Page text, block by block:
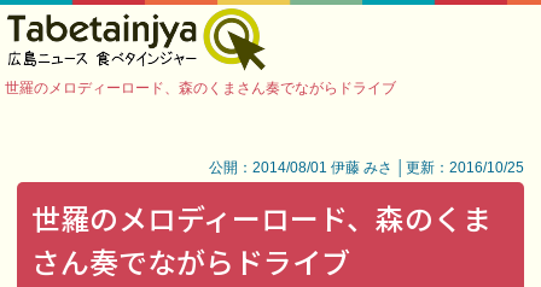
世羅のメロディーロード、森のくまさん奏でながらドライブ
公開：2014/08/01 伊藤 みさ │更新：2016/10/25
世羅のメロディーロード、森のくま
さん奏でながらドライブ